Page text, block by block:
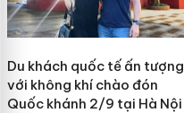
Du khách quốc tế ấn tượng
với không khí chào đón
Quốc khánh 2/9 tại Hà Nội